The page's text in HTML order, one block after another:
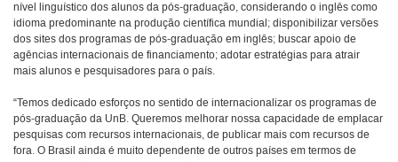
nível linguístico dos alunos da pós-graduação, considerando o inglês como
idioma predominante na produção científica mundial; disponibilizar versões
dos sites dos programas de pós-graduação em inglês; buscar apoio de
agências internacionais de financiamento; adotar estratégias para atrair
mais alunos e pesquisadores para o país.
“Temos dedicado esforços no sentido de internacionalizar os programas de
pós-graduação da UnB. Queremos melhorar nossa capacidade de emplacar
pesquisas com recursos internacionais, de publicar mais com recursos de
fora. O Brasil ainda é muito dependente de outros países em termos de